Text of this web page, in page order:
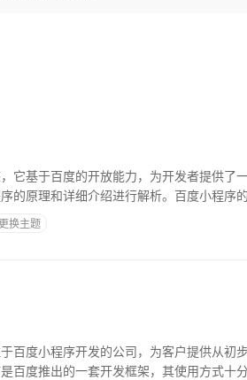
它基于百度的开放能力，为开发者提供了
的原理和详细介绍进行解析。百度小程序
进行开
换主题
百度小程序开发的公司，为客户提供从初
百度推出的一套开发框架，其使用方式十